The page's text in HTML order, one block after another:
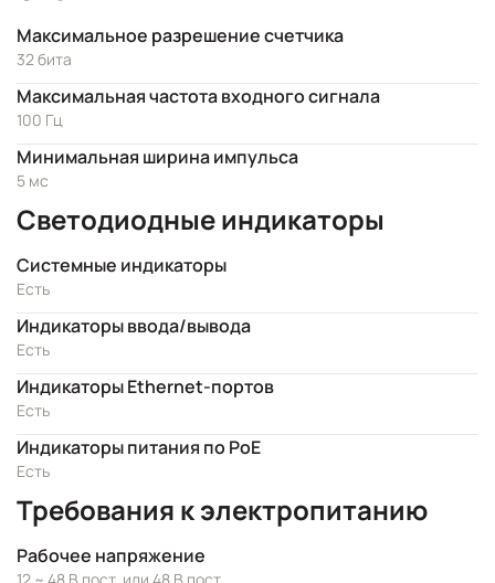
Максимальное разрешение счетчика
32 бита
Максимальная частота входного сигнала
100 Гц
Минимальная ширина импульса
5 мс
Светодиодные индикаторы
Системные индикаторы
Есть
Индикаторы ввода/вывода
Есть
Индикаторы Ethernet-портов
Есть
Индикаторы питания по PoE
Есть
Требования к электропитанию
Рабочее напряжение